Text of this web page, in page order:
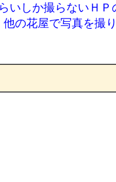
いしか撮らないＨＰ
の花屋で写真を撮